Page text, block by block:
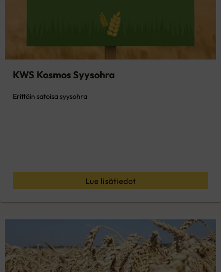
KWS Kosmos Syysohra
Erittäin satoisa syysohra
Lue lisätiedot